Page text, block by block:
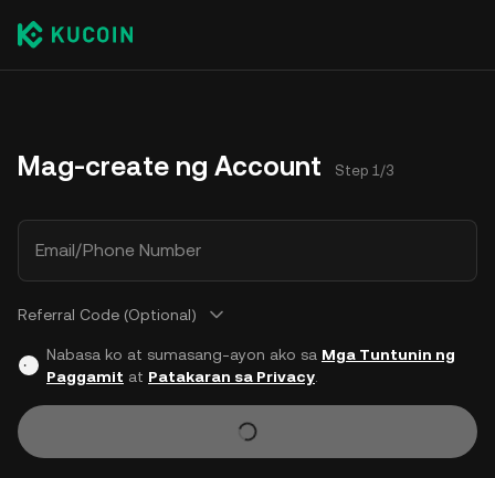
Mag-create ng Account Step 1/3
Email/Phone Number
Referral Code (Optional)
Nabasa ko at sumasang-ayon ako sa Mga Tuntunin ng
Paggamit at Patakaran sa Privacy.